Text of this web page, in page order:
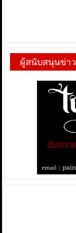
ผู้สนับสนุนข่าว